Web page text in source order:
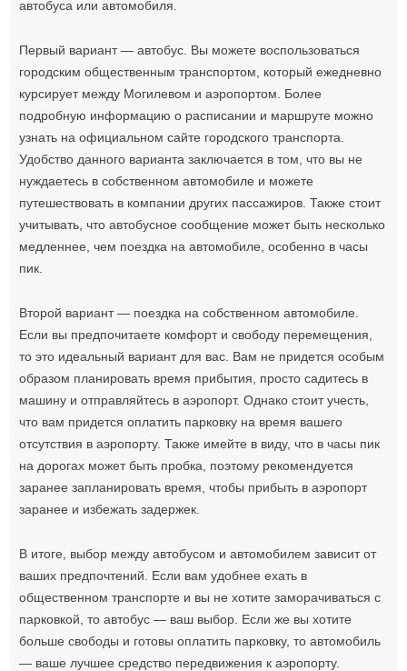
автобуса или автомобиля.
Первый вариант — автобус. Вы можете воспользоваться
городским общественным транспортом, который ежедневно
курсирует между Могилевом и аэропортом. Более
подробную информацию о расписании и маршруте можно
узнать на официальном сайте городского транспорта.
Удобство данного варианта заключается в том, что вы не
нуждаетесь в собственном автомобиле и можете
путешествовать в компании других пассажиров. Также стоит
учитывать, что автобусное сообщение может быть несколько
медленнее, чем поездка на автомобиле, особенно в часы
пик.
Второй вариант — поездка на собственном автомобиле.
Если вы предпочитаете комфорт и свободу перемещения,
то это идеальный вариант для вас. Вам не придется особым
образом планировать время прибытия, просто садитесь в
машину и отправляйтесь в аэропорт. Однако стоит учесть,
что вам придется оплатить парковку на время вашего
отсутствия в аэропорту. Также имейте в виду, что в часы пик
на дорогах может быть пробка, поэтому рекомендуется
заранее запланировать время, чтобы прибыть в аэропорт
заранее и избежать задержек.
В итоге, выбор между автобусом и автомобилем зависит от
ваших предпочтений. Если вам удобнее ехать в
общественном транспорте и вы не хотите заморачиваться с
парковкой, то автобус — ваш выбор. Если же вы хотите
больше свободы и готовы оплатить парковку, то автомобиль
— ваше лучшее средство передвижения к аэропорту.